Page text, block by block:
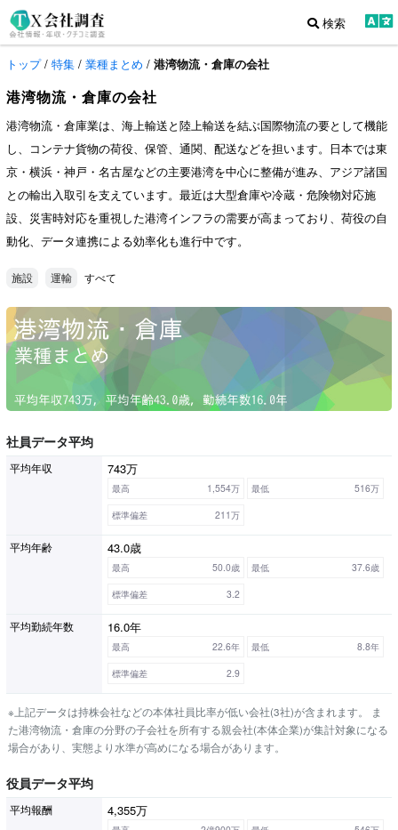
検索
トップ/ 特集 / 業種まとめ / 港湾物流・倉庫の会社
港湾物流・倉庫の会社
港湾物流・倉庫業は、海上輸送と陸上輸送を結ぶ国際物流の要として機能
し、コンテナ貨物の荷役、保管、通関、配送などを担います。日本では東
京・横浜・神戸・名古屋などの主要港湾を中心に整備が進み、アジア諸国
との輸出入取引を支えています。最近は大型倉庫や冷蔵・危険物対応施
設、災害時対応を重視した港湾インフラの需要が高まっており、荷役の自
動化、データ連携による効率化も進行中です。
施設 運輸 すべて
社員データ平均
平均年収 743万
最高 1,554万 最低
516万
標準偏差
211万
平均年齢 43.0歳
最高 50.0歳 最低
37.6歳
標準偏差
3.2
平均勤続年数 16.0年
最高 22.6年 最低
8.8年
標準偏差
2.9
※上記データは持株会社などの本体社員比率が低い会社(3社)が含まれます。 ま
た港湾物流・倉庫の分野の子会社を所有する親会社(本体企業)が集計対象になる
場合があり、実態より水準が高めになる場合があります。
役員データ平均
平均報酬 4,355万